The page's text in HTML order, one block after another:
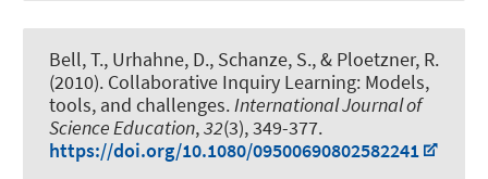
Bell, T., Urhahne, D., Schanze, S., & Ploetzner, R.
(2010). Collaborative Inquiry Learning: Models,
tools, and challenges.International Journal of
Science Education,32(3), 349-377.
https://doi.org/10.1080/09500690802582241